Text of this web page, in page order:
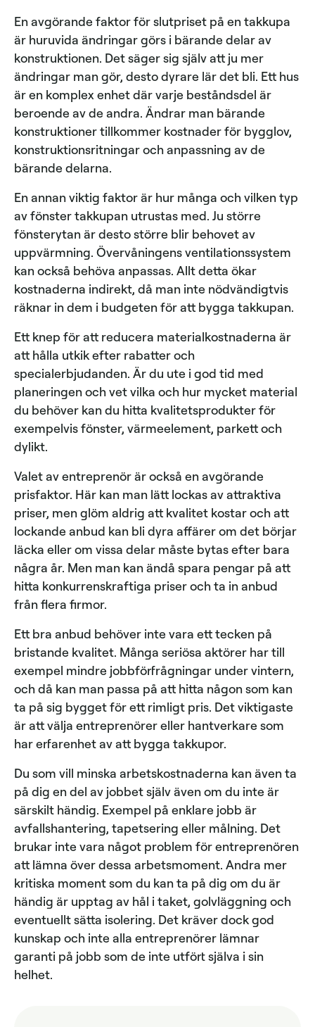
En avgörande faktor för slutpriset på en takkupa
är huruvida ändringar görs i bärande delar av
konstruktionen. Det säger sig själv att ju mer
ändringar man gör, desto dyrare lär det bli. Ett hus
är en komplex enhet där varje beståndsdel är
beroende av de andra. Ändrar man bärande
konstruktioner tillkommer kostnader för bygglov,
konstruktionsritningar och anpassning av de
bärande delarna.
En annan viktig faktor är hur många och vilken typ
av fönster takkupan utrustas med. Ju större
fönsterytan är desto större blir behovet av
uppvärmning. Övervåningens ventilationssystem
kan också behöva anpassas. Allt detta ökar
kostnaderna indirekt, då man inte nödvändigtvis
räknar in dem i budgeten för att bygga takkupan.
Ett knep för att reducera materialkostnaderna är
att hålla utkik efter rabatter och
specialerbjudanden. Är du ute i god tid med
planeringen och vet vilka och hur mycket material
du behöver kan du hitta kvalitetsprodukter för
exempelvis fönster, värmeelement, parkett och
dylikt.
Valet av entreprenör är också en avgörande
prisfaktor. Här kan man lätt lockas av attraktiva
priser, men glöm aldrig att kvalitet kostar och att
lockande anbud kan bli dyra affärer om det börjar
läcka eller om vissa delar måste bytas efter bara
några år. Men man kan ändå spara pengar på att
hitta konkurrenskraftiga priser och ta in anbud
från flera firmor.
Ett bra anbud behöver inte vara ett tecken på
bristande kvalitet. Många seriösa aktörer har till
exempel mindre jobbförfrågningar under vintern,
och då kan man passa på att hitta någon som kan
ta på sig bygget för ett rimligt pris. Det viktigaste
är att välja entreprenörer eller hantverkare som
har erfarenhet av att bygga takkupor.
Du som vill minska arbetskostnaderna kan även ta
på dig en del av jobbet själv även om du inte är
särskilt händig. Exempel på enklare jobb är
avfallshantering, tapetsering eller målning. Det
brukar inte vara något problem för entreprenören
att lämna över dessa arbetsmoment. Andra mer
kritiska moment som du kan ta på dig om du är
händig är upptag av hål i taket, golvläggning och
eventuellt sätta isolering. Det kräver dock god
kunskap och inte alla entreprenörer lämnar
garanti på jobb som de inte utfört själva i sin
helhet.